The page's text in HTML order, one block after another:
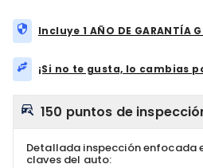
Incluye 1 AÑO DE GARANTÍA
¡Si no te gusta, lo cambias
150 puntos de
Detallada inspección enfocada
claves del auto: